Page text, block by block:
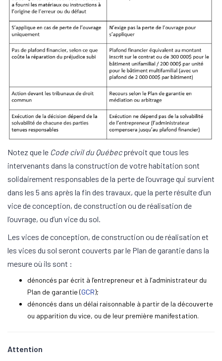
Notez que le Code civil du Québecprévoit que tous les
intervenants dans la construction de votre habitation sont
solidairement responsables de la perte de l’ouvrage qui survient
dans les 5 ans après la fin des travaux, que la perte résulte d’un
vice de conception, de construction ou de réalisation de
l’ouvrage, ou d’un vice du sol.
Les vices de conception, de construction ou de réalisation et
les vices du sol seront couverts par le Plan de garantie dans la
mesure où ils sont :
dénoncés par écrit à l’entrepreneur et à l’administrateur du
Plan de garantie (GCR);
dénoncés dans un délai raisonnable à partir de la découverte
ou apparition du vice, ou de leur première manifestation.
Attention